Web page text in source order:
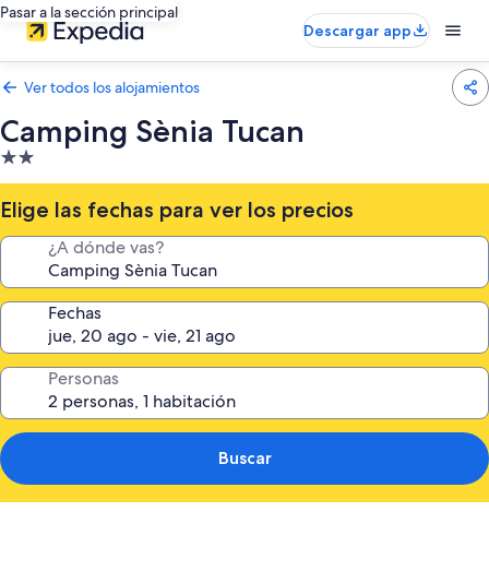
Pasar a la sección principal
Descargar app
Ver todos los alojamientos
Camping Sènia Tucan
Alojamiento
de
2.0 estrellas
Elige las fechas para ver los precios
¿A dónde vas?
Fechas
Personas
Buscar